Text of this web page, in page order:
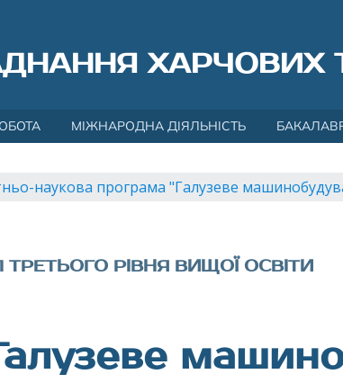
ХАРЧОВИХ
МІЖНАРОДНА ДІЯЛЬНІСТЬ
наукова програма "Галузеве
ТРЕТЬОГО РІВНЯ ВИЩОЇ ОСВІТИ